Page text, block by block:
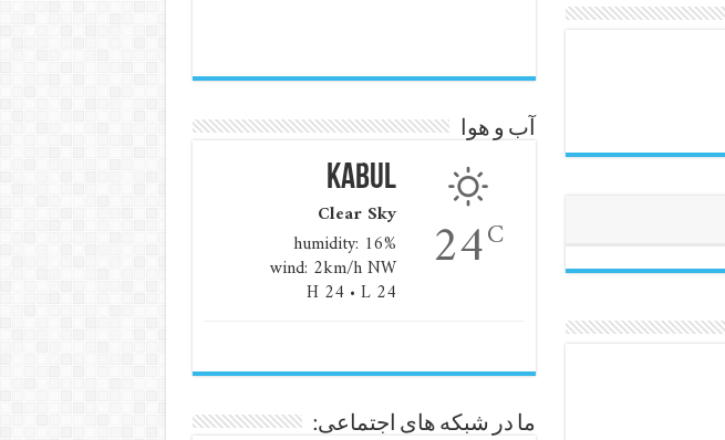
آب و هوا
24C
Kabul
Clear Sky
humidity: 16%
wind: 2km/h NW
H 24 • L 24
ما در شبکه های اجتماعی: